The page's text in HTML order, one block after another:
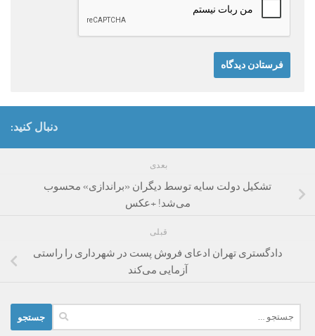
دنبال کنید:
بعدی
تشکیل دولت سایه توسط دیگران «براندازی» محسوب
می‌شد! +عکس
قبلی
دادگستری تهران ادعای فروش پست در شهرداری را راستی
آزمایی می‌کند
برای: